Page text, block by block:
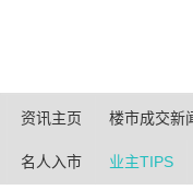
资讯主页 楼市成交新
名人入市 业主TIPS